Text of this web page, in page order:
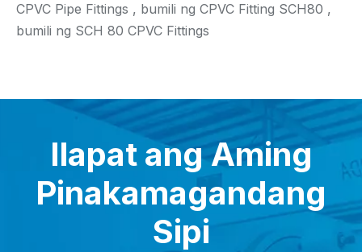
CPVC Pipe Fittings , bumili ng CPVC Fitting SCH80 ,
bumili ng SCH 80 CPVC Fittings
Ilapat ang Aming
Pinakamagandang
Sipi